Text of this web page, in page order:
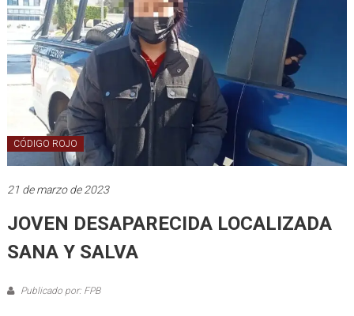
CÓDIGO ROJO
21 de marzo de 2023
JOVEN DESAPARECIDA LOCALIZADA
SANA Y SALVA
Publicado por: FPB